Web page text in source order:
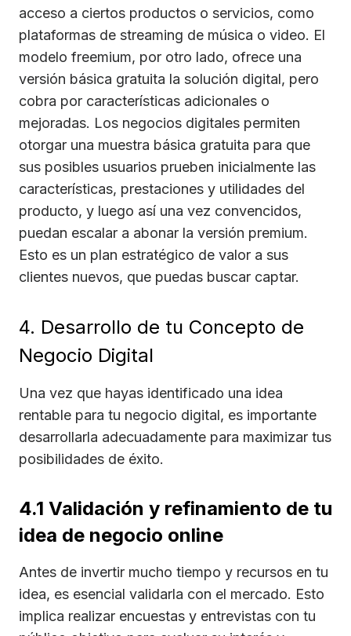
acceso a ciertos productos o servicios, como
plataformas de streaming de música o video. El
modelo freemium, por otro lado, ofrece una
versión básica gratuita la solución digital, pero
cobra por características adicionales o
mejoradas. Los negocios digitales permiten
otorgar una muestra básica gratuita para que
sus posibles usuarios prueben inicialmente las
características, prestaciones y utilidades del
producto, y luego así una vez convencidos,
puedan escalar a abonar la versión premium.
Esto es un plan estratégico de valor a sus
clientes nuevos, que puedas buscar captar.
4. Desarrollo de tu Concepto de
Negocio Digital
Una vez que hayas identificado una idea
rentable para tu negocio digital, es importante
desarrollarla adecuadamente para maximizar tus
posibilidades de éxito.
4.1 Validación y refinamiento de tu
idea de negocio online
Antes de invertir mucho tiempo y recursos en tu
idea, es esencial validarla con el mercado. Esto
implica realizar encuestas y entrevistas con tu